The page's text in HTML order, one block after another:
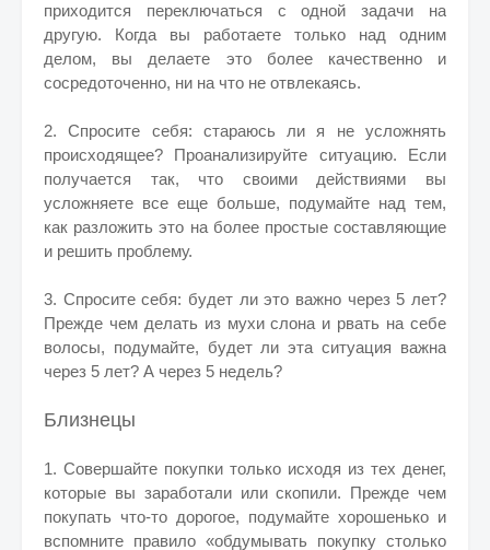
приходится переключаться с одной задачи на
другую. Когда вы работаете только над одним
делом, вы делаете это более качественно и
сосредоточенно, ни на что не отвлекаясь.
2. Спросите себя: стараюсь ли я не усложнять
происходящее? Проанализируйте ситуацию. Если
получается так, что своими действиями вы
усложняете все еще больше, подумайте над тем,
как разложить это на более простые составляющие
и решить проблему.
3. Спросите себя: будет ли это важно через 5 лет?
Прежде чем делать из мухи слона и рвать на себе
волосы, подумайте, будет ли эта ситуация важна
через 5 лет? А через 5 недель?
Близнецы
1. Совершайте покупки только исходя из тех денег,
которые вы заработали или скопили. Прежде чем
покупать что-то дорогое, подумайте хорошенько и
вспомните правило «обдумывать покупку столько